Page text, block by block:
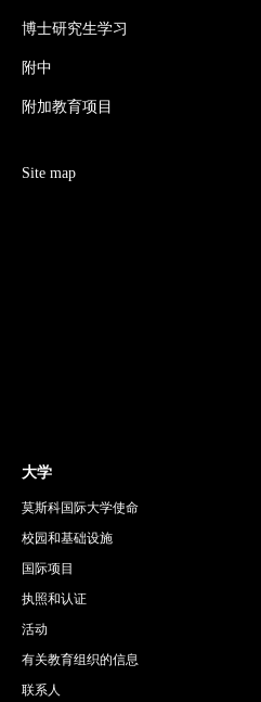
博士研究生学习
附中
附加教育项目
Site map
大学
莫斯科国际大学使命
校园和基础设施
国际项目
执照和认证
活动
有关教育组织的信息
联系人